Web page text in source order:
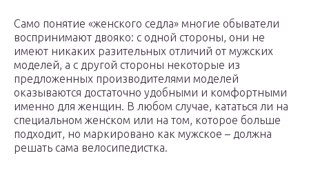
Само понятие «женского седла» многие обыватели
воспринимают двояко: с одной стороны, они не
имеют никаких разительных отличий от мужских
моделей, а с другой стороны некоторые из
предложенных производителями моделей
оказываются достаточно удобными и комфортными
именно для женщин. В любом случае, кататься ли на
специальном женском или на том, которое больше
подходит, но маркировано как мужское – должна
решать сама велосипедистка.